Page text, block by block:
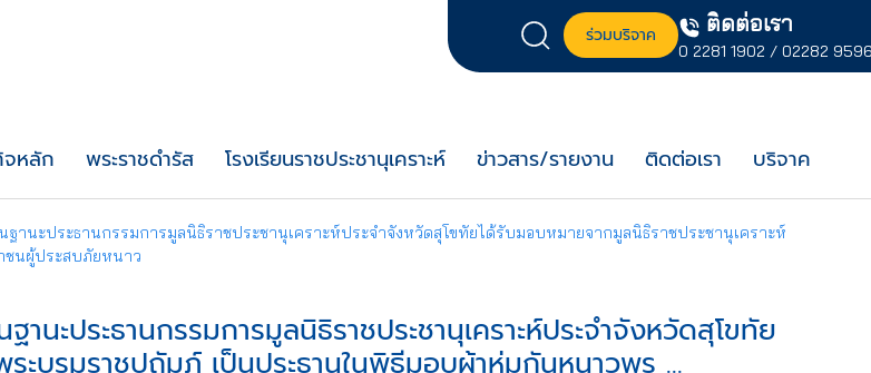
ร่วมบริจาค ติดต่อเรา
0 2281 1902 / 02282
หลัก พระราชดำรัส โรงเรียนราชประชานุเคราะห์ ข่าวสาร/รายงาน ติดต่อเรา บริจาค
านะประธานกรรมการมูลนิธิราชประชานุเคราะห์ประจำจังหวัดสุโขทัยได้รับมอบหมายจากมูลนิธิราชประชานุเคราะห์
นผู้ประสบภัยหนาว
นะประธานกรรมการมูลนิธิราชประชานุเคราะห์ประจำจังหวัดสุโขทัย
ะบรมราชูปถัมภ์ เป็นประธานในพิธีมอบผ้าห่มกันหนาวพร ...